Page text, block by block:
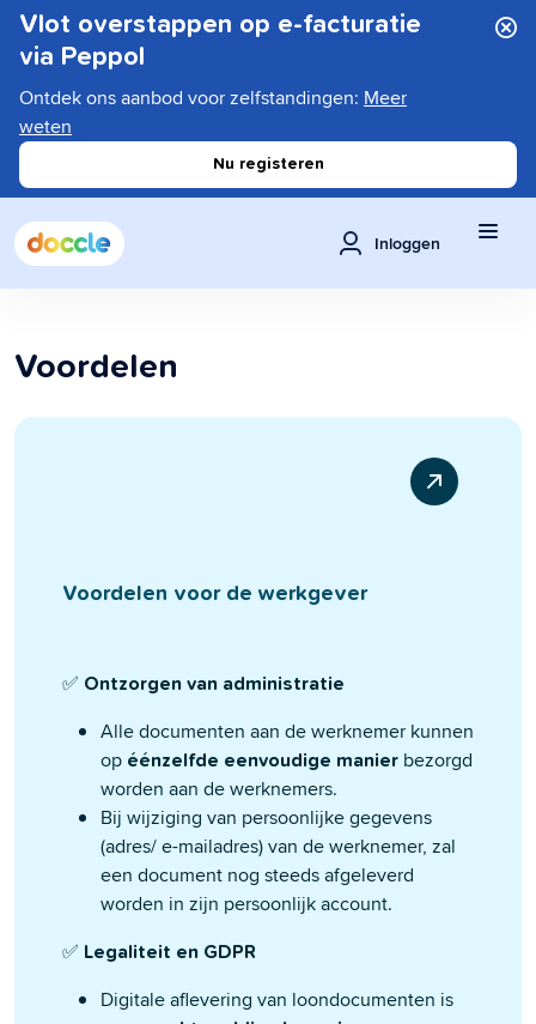
Vlot overstappen op e-facturatie
via Peppol
Ontdek ons aanbod voor zelfstandingen: Meer
weten
Nu registeren
Inloggen
Voordelen
Voordelen voor de werkgever
✅ Ontzorgen van administratie
Alle documenten aan de werknemer kunnen
op éénzelfde eenvoudige manier bezorgd
worden aan de werknemers.
Bij wijziging van persoonlijke gegevens
(adres/ e-mailadres) van de werknemer, zal
een document nog steeds afgeleverd
worden in zijn persoonlijk account.
✅ Legaliteit en GDPR
Digitale aflevering van loondocumenten is